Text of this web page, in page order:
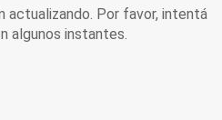
actualizando. Por favor, intentá
algunos instantes.